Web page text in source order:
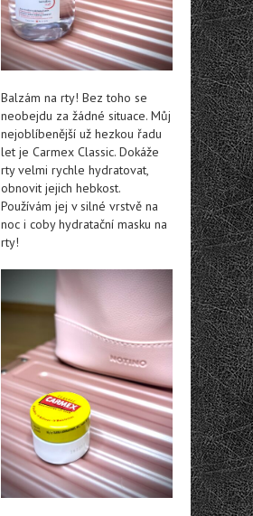
Balzám na rty! Bez toho se
neobejdu za žádné situace. Můj
nejoblíbenější už hezkou řadu
let je Carmex Classic. Dokáže
rty velmi rychle hydratovat,
obnovit jejich hebkost.
Používám jej v silné vrstvě na
noc i coby hydratační masku na
rty!